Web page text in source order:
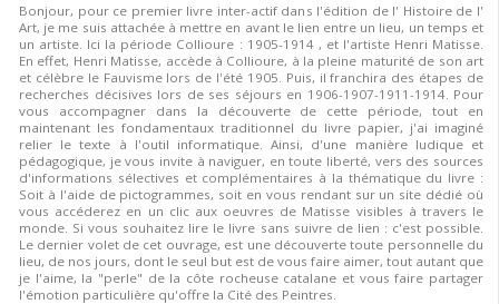
Bonjour, pour ce premier livre inter-actif dans l'édition de l' Histoire de l'
Art, je me suis attachée à mettre en avant le lien entre un lieu, un temps et
un artiste. Ici la période Collioure : 1905-1914 , et l'artiste Henri Matisse.
En effet, Henri Matisse, accède à Collioure, à la pleine maturité de son art
et célèbre le Fauvisme lors de l'été 1905. Puis, il franchira des étapes de
recherches décisives lors de ses séjours en 1906-1907-1911-1914. Pour
vous accompagner dans la découverte de cette période, tout en
maintenant les fondamentaux traditionnel du livre papier, j'ai imaginé
relier le texte à l'outil informatique. Ainsi, d'une manière ludique et
pédagogique, je vous invite à naviguer, en toute liberté, vers des sources
d'informations sélectives et complémentaires à la thématique du livre :
Soit à l'aide de pictogrammes, soit en vous rendant sur un site dédié où
vous accéderez en un clic aux oeuvres de Matisse visibles à travers le
monde. Si vous souhaitez lire le livre sans suivre de lien : c'est possible.
Le dernier volet de cet ouvrage, est une découverte toute personnelle du
lieu, de nos jours, dont le seul but est de vous faire aimer, tout autant que
je l'aime, la "perle" de la côte rocheuse catalane et vous faire partager
l'émotion particulière qu'offre la Cité des Peintres.